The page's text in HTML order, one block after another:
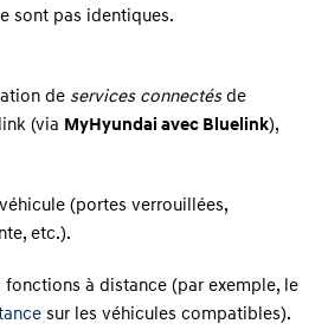
sont pas identiques.
de services connectésde
(via MyHyundai avec Bluelink),
(portes verrouillées,
etc.).
fonctions à distance (par exemple, le
sur les véhicules compatibles).